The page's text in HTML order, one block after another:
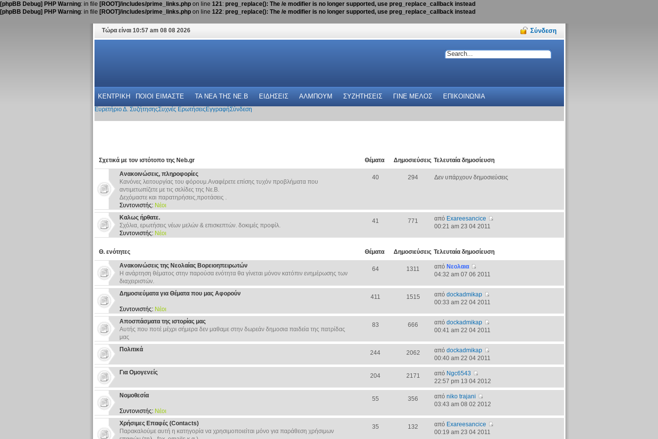
[phpBB Debug] PHP Warning: in file [ROOT]/includes/prime_links.php on line 121: preg_replace(): The /e modifier is no longer supported, use preg_replace_callback instead
[phpBB Debug] PHP Warning: in file [ROOT]/includes/prime_links.php on line 122: preg_replace(): The /e modifier is no longer supported, use preg_replace_callback instead
Τώρα είναι 10:57 am 08 08 2026 Σύνδεση
ΚΕΝΤΡΙΚΗ ΠΟΙΟΙ ΕΙΜΑΣΤΕ ΤΑ ΝΕΑ THΣ NE.B ΕΙΔΗΣΕΙΣ ΑΛΜΠΟΥΜ ΣΥΖΗΤΗΣΕΙΣ ΓΙΝΕ ΜΕΛΟΣ ΕΠΙΚΟΙΝΩΝΙΑ
Ευρετήριο Δ. ΣυζήτησηςΣυχνές Ερωτήσεις ΕγγραφήΣύνδεση
Σχετικά με τον ιστότοπο της Neb.gr Θέματα Δημοσιεύσεις Τελευταία δημοσίευση
Ανακοινώσεις, πληροφορίες
Κανόνες λειτουργίας του φόρουμ.Αναφέρετε επίσης τυχόν προβλήματα που
αντιμετωπίζετε με τις σελίδες της Νε.Β.
Δεχόμαστε και παρατηρήσεις,προτάσεις .
Συντονιστής: Νέοι
40 294 Δεν υπάρχουν δημοσιεύσεις
Καλως ήρθατε.
Σχόλια, ερωτήσεις νέων μελών & επισκεπτών. δοκιμές προφίλ.
Συντονιστής: Νέοι
41 771 από Exareesancice
00:21 am 23 04 2011
Θ. ενότητες Θέματα Δημοσιεύσεις Τελευταία δημοσίευση
Ανακοινώσεις της Νεολαίας Βορειοηπειρωτών
Η ανάρτηση θέματος στην παρούσα ενότητα θα γίνεται μόνον κατόπιν ενημέρωσης των
διαχειριστών.
64 1311 από Νεολαια
04:32 am 07 06 2011
Δημοσιεύματα για Θέματα που μας Αφορούν
Συντονιστής: Νέοι
411 1515 απόdockadmikap
00:33 am 22 04 2011
Αποσπάσματα της ιστορίας μας
Αυτής που ποτέ μέχρι σήμερα δεν μαθαμε στην δωρεάν δημοσια παιδεία της πατρίδας
μας
83 666 απόdockadmikap
00:41 am 22 04 2011
Πολιτικά 244 2062 απόdockadmikap
00:40 am 22 04 2011
Για Ομογενείς 204 2171 από Ngc6543
22:57 pm 13 04 2012
Νομοθεσία
Συντονιστής: Νέοι
55 356 απόniko trajani
03:43 am 08 02 2012
Χρήσιμες Επαφές (Contacts)
Παρακαλούμε αυτή η κατηγορία να χρησιμοποιείται μόνο για παράθεση χρήσιμων
35 132 από Exareesancice
00:19 am 23 04 2011